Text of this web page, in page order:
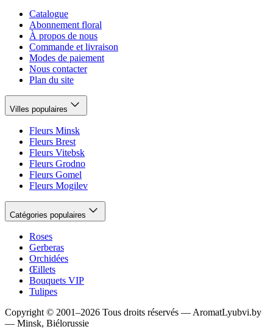
Catalogue
Abonnement floral
À propos de nous
Commande et livraison
Modes de paiement
Nous contacter
Plan du site
Villes populaires
Fleurs Minsk
Fleurs Brest
Fleurs Vitebsk
Fleurs Grodno
Fleurs Gomel
Fleurs Mogilev
Catégories populaires
Roses
Gerberas
Orchidées
Œillets
Bouquets VIP
Tulipes
Copyright © 2001–2026 Tous droits réservés — AromatLyubvi.by
— Minsk, Biélorussie